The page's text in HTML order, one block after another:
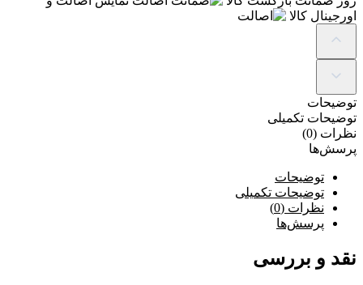
اورجینال کالا
توضیحات
توضیحات تکمیلی
نظرات (0)
پرسش‌ها
توضیحات
توضیحات تکمیلی
نظرات (0)
پرسش‌ها
نقد و بررسی